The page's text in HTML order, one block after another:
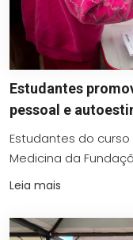
Estudantes
pessoal e
Estudantes do
Medicina da
Leia mais